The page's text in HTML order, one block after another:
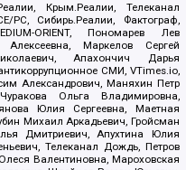
Крым.Реалии, Телеканал
PC, Сибирь.Реалии, Фактограф,
ORIENT, Пономарев Лев
Маркелов Сергей
Апахончич Дарья
СМИ, VTimes.io,
Александрович, Маняхин Петр
Ольга Владимировна,
Юлия Сергеевна, Маетная
Михаил Аркадьевич, Гройсман
Дмитриевич, Апухтина Юлия
Телеканал Дождь, Петров
Валентиновна, Мароховская